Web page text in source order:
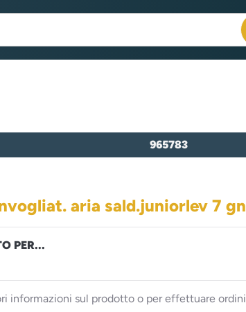
965783
aria sald.juniorlev 7 gn
PER...
informazioni sul prodotto o per effettuare ordini